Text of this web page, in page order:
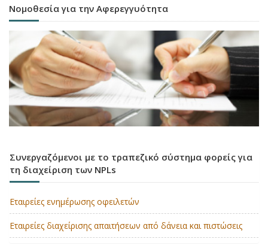
Νομοθεσία για την Αφερεγγυότητα
Συνεργαζόμενοι με το τραπεζικό σύστημα φορείς για
τη διαχείριση των NPLs
Εταιρείες ενημέρωσης οφειλετών
Εταιρείες διαχείρισης απαιτήσεων από δάνεια και πιστώσεις